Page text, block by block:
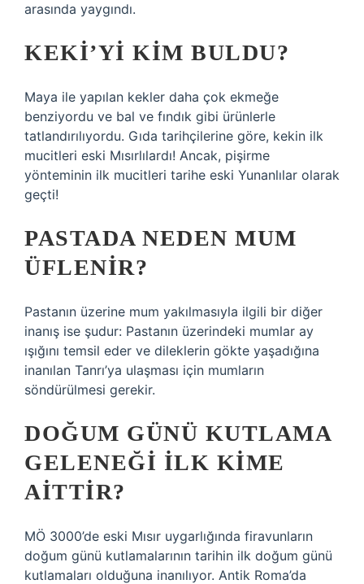
arasında yaygındı.
KEKI’YI KIM BULDU?
Maya ile yapılan kekler daha çok ekmeğe
benziyordu ve bal ve fındık gibi ürünlerle
tatlandırılıyordu. Gıda tarihçilerine göre, kekin ilk
mucitleri eski Mısırlılardı! Ancak, pişirme
yönteminin ilk mucitleri tarihe eski Yunanlılar olarak
geçti!
PASTADA NEDEN MUM
ÜFLENIR?
Pastanın üzerine mum yakılmasıyla ilgili bir diğer
inanış ise şudur: Pastanın üzerindeki mumlar ay
ışığını temsil eder ve dileklerin gökte yaşadığına
inanılan Tanrı’ya ulaşması için mumların
söndürülmesi gerekir.
DOĞUM GÜNÜ KUTLAMA
GELENEĞI ILK KIME
AITTIR?
MÖ 3000’de eski Mısır uygarlığında firavunların
doğum günü kutlamalarının tarihin ilk doğum günü
kutlamaları olduğuna inanılıyor. Antik Roma’da